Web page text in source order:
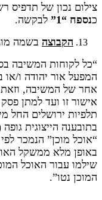
צילום נכון של תדפיס
כנספח “1”
לבקשה.
הקבוצה בשמה
“כל לקוחות המשיבה
המפעל אור יהודה ו/או
אישור זו ועד למתן פסק
בתובענה הייצוגית
“אוכל מוכן” הנמכר
באופן מלא ממשקל
שילמו עבור האוכל
המוכן נטו”.